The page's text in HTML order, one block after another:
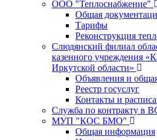
ООО "Теплоснабжение"
Общая
Тарифы
Реконструкция
Слюдянский филиал
казенного учреждения
Иркутской области»
Объявления и
Реестр госуслуг
Контакты и
Служба по контракту в
МУП "КОС БМО"
Общая информация